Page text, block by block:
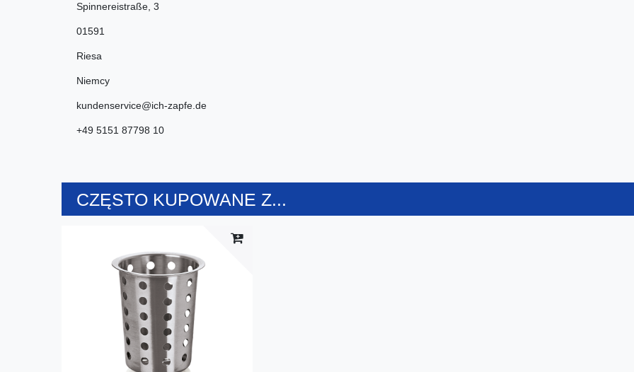
Spinnereistraße 3
01591
Riesa
Niemcy
kundenservice@ich-zapfe.de
+49 5151 87798 10
CZĘSTO KUPOWANE Z...